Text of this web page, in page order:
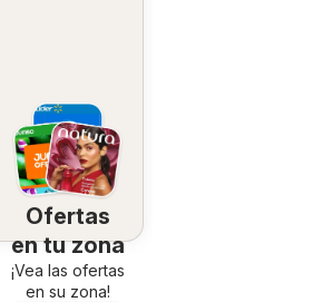
Ofertas
en tu zona
¡Vea las ofertas
en su zona!